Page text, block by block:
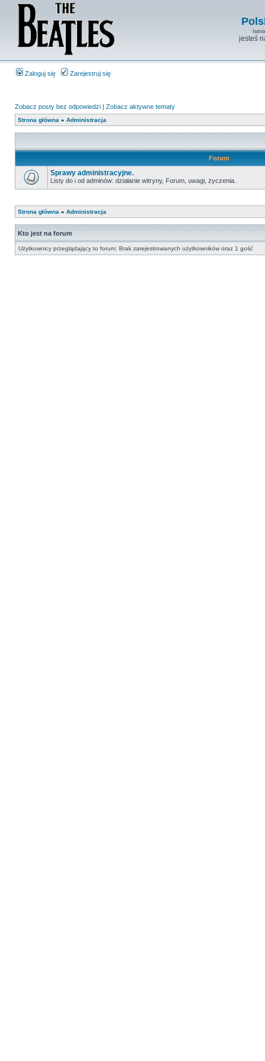
jesteś
Zaloguj się Zarejestruj się
Zobacz posty bez odpowiedzi | Zobacz aktywne tematy
Strona główna » Administracja
Forum
Sprawy administracyjne.
Listy do i od adminów: działanie witryny, Forum, uwagi, życzenia.
Strona główna » Administracja
Kto jest na forum
Użytkownicy przeglądający to forum: Brak zarejestrowanych użytkowników oraz 1 gość